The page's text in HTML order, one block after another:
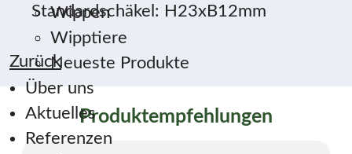
Wippen
Wipptiere
Neueste Produkte
Über uns
Aktuelles
Referenzen
Standardschäkel: H23xB12mm
Zurück
Produktempfehlungen